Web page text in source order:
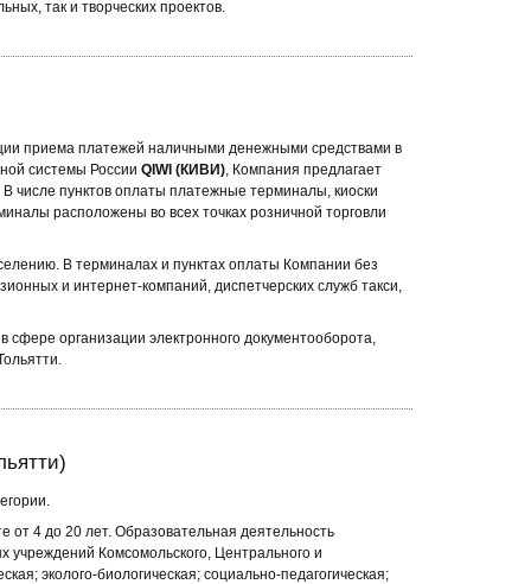
так и творческих проектов.
приема платежей наличными денежными средствами в
системы России QIWI (КИВИ), Компания предлагает
числе пунктов оплаты платежные терминалы, киоски
расположены во всех точках розничной торговли
В терминалах и пунктах оплаты Компании без
и интернет-компаний, диспетчерских служб такси,
организации электронного документооборота,
от 4 до 20 лет. Образовательная деятельность
учреждений Комсомольского, Центрального и
эколого-биологическая; социально-педагогическая;